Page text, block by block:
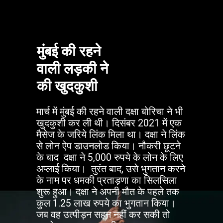
मुंबई की रहने
वाली लड़की ने
की खुदकुशी
मार्च में मुंबई की रहने वाली दक्षा बोरिचा ने भी
खुदकुशी कर ली थी। दिसंबर 2021 में एक
मैसेज के जरिये लिंक मिला था। दक्षा ने लिंक
से लोन ऐप डाउनलोड किया। नौकरी छूटने
के बाद दक्षा ने 5,000 रुपये के लोन के लिए
अप्लाई किया। तुरंत बाद, उसे भुगतान करने
के नाम पर धमकी प्रताड़णा का सिलसिला
शुरू हुआ। दक्षा ने अपनी मौत के पहले तक
कुल 1.25 लाख रुपये का भुगतान किया।
जब वह उत्पीड़न सहन नहीं कर सकी तो